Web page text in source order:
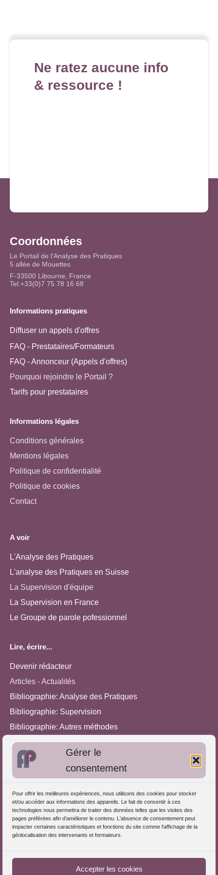
Gérer le
consentement
Pour offrir les meilleures expériences, nous utilisons des cookies pour stocker
et/ou accéder aux informations des appareils. Le fait de consentir à ces
technologies nous permettra de traiter des données telles que les visites des
pages préférées afin d'améliorer le contenu. L'absence de consentement peut
impacter certaines caractéristiques et fonctions du site comme l'affichage de la
géolocalisation des intervenants et formateurs.
Accepter les cookies
Ne ratez aucune info
& ressource !
Coordonnées
Le Portail de l'Analyse des Pratiques
5 allée de Mouettes
F-33500 Libourne, France
Tel:+33(0)7 75 78 16 68
Informations pratiques
Diffuser un appels d'offres
FAQ - Prestataires/Formateurs
FAQ - Annonceur (Appels d'offres)
Pourquoi rejoindre le Portail ?
Tarifs pour prestataires
Informations légales
Conditions générales
Mentions légales
Politique de confidentialité
Politique de cookies
Contact
A voir
L'Analyse des Pratiques
L'analyse des Pratiques en Suisse
La Supervision d'équipe
La Supervision en France
Le Groupe de parole pofessionnel
Lire, écrire...
Devenir rédacteur
Articles - Actualités
Bibliographie: Analyse des Pratiques
Bibliographie: Supervision
Bibliographie: Autres méthodes
Approches de l'Analyse des pratiques
Autres informations
S'inscrire dans l'Annuaire
Publiez vos formations
Charte déontologique
Références d'intervention